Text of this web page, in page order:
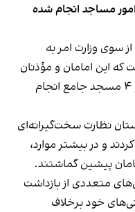
مساجد انجام شده
که روز دوشنبه ۱۳ اسد از سوی وزارت امر به
این امامان و مؤذنان
وظایف خود را در ۳۷ مسجد کوچک و ۴ مسجد جامع انجام
نظارت سخت‌گیرانه‌ای
و در بیشتر موارد،
پیشین گماشتند.
متعددی از بازداشت
خود برخلاف